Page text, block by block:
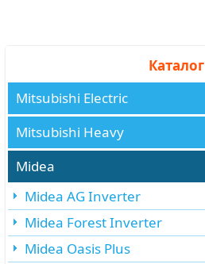
Каталог
Mitsubishi Electric
Mitsubishi Heavy
Midea
Midea AG Inverter
Midea Forest Inverter
Midea Oasis Plus